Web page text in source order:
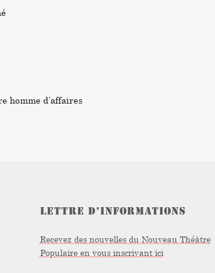
homme d’affaires
LETTRE D’INFORMATIONS
Recevez des nouvelles du Nouveau Théâtre
Populaire en vous inscrivant ici